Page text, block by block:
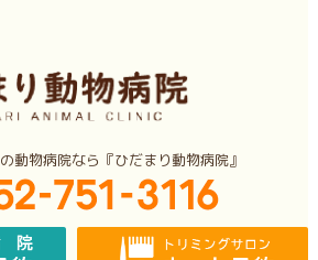
動物病院なら『ひだまり動物病院』